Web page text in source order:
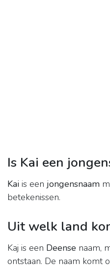
Is Kai een
Kai is een jongensnaam
betekenissen.
Uit welk land
Kaj is een Deense naam,
ontstaan. De naam komt